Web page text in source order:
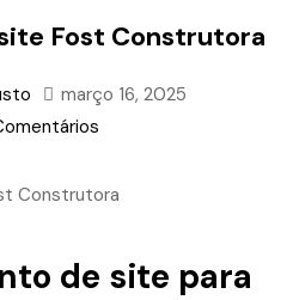
Fost Construtora
março 16, 2025
de site para